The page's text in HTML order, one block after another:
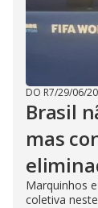
DO R7/29/06/
Brasil
mas
Marquinhos
coletiva